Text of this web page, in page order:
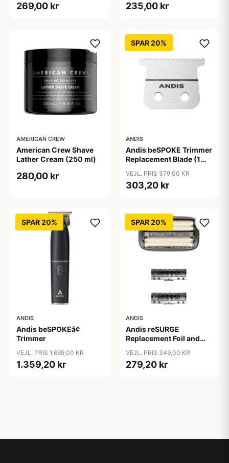
269,00 kr 235,00 kr
AMERICAN CREW
American Crew Shave
Lather Cream (250 ml)
280,00 kr
SPAR 20%
ANDIS
Andis beSPOKE Trimmer
Replacement Blade (1
VEJL. PRIS 379,00 KR
303,20 kr
SPAR 20%
ANDIS
Andis beSPOKEâ¢
Trimmer
VEJL. PRIS 1.699,00 KR
1.359,20 kr
SPAR 20%
ANDIS
Andis reSURGE
Replacement Foil and
VEJL. PRIS 349,00 KR
279,20 kr